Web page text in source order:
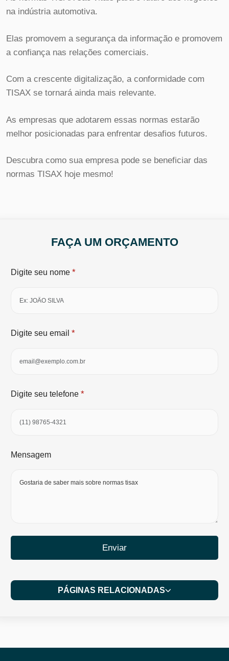
na indústria automotiva.
Elas promovem a segurança da informação e promovem
a confiança nas relações comerciais.
Com a crescente digitalização, a conformidade com
TISAX se tornará ainda mais relevante.
As empresas que adotarem essas normas estarão
melhor posicionadas para enfrentar desafios futuros.
Descubra como sua empresa pode se beneficiar das
normas TISAX hoje mesmo!
FAÇA UM ORÇAMENTO
Digite seu nome *
Digite seu email *
Digite seu telefone *
Mensagem
Enviar
PÁGINAS RELACIONADAS